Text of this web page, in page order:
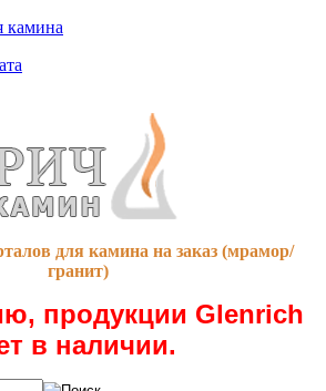
камина
для камина на заказ (мрамор/
гранит)
продукции Glenrich
в наличии.